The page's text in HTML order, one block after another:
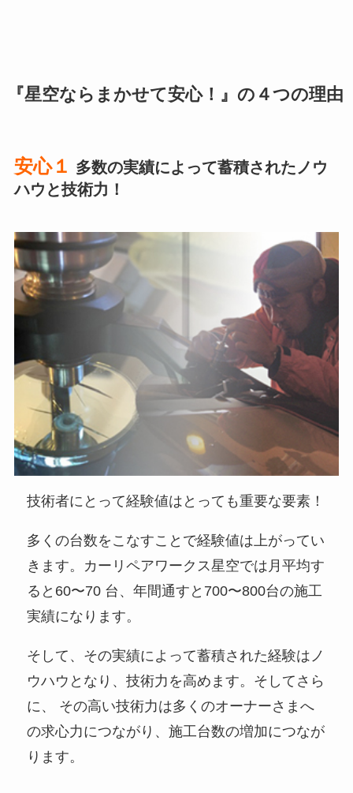
『星空ならまかせて安心！』の４つの理由
安心１ 多数の実績によって蓄積されたノウ
ハウと技術力！
技術者にとって経験値はとっても重要な要素！
多くの台数をこなすことで経験値は上がってい
きます。カーリペアワークス星空では月平均す
ると60〜70 台、年間通すと700〜800台の施工
実績になります。
そして、その実績によって蓄積された経験はノ
ウハウとなり、技術力を高めます。そしてさら
に、 その高い技術力は多くのオーナーさまへ
の求心力につながり、施工台数の増加につなが
ります。